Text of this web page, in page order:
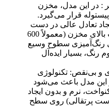
: در این مدل، مخزن
قرار می‌گیرد.
تعادل عالی در دست
کاربر، به دلیل ظرفیت بالای مخزن (معمولاً 600
رنگ‌آمیزی سطوح وسیع
رنگ، بسیار ایده‌آل
بی‌نقص: تکنولوژی
این مدل باعث می‌شود
نرم و بدون ایجاد
پرتقالی) روی سطح